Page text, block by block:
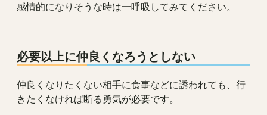
感情的になりそうな時は一呼吸してみてください。
必要以上に仲良くなろうとしない
仲良くなりたくない相手に食事などに誘われても、行
きたくなければ断る勇気が必要です。